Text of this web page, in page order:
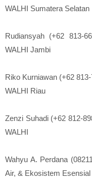
WALHI Sumatera Selatan
Rudiansyah (+62 813-
WALHI Jambi
Riko Kurniawan (+62
WALHI Riau
Zenzi Suhadi (+62 812-
WALHI
Wahyu A. Perdana
Air, & Ekosistem